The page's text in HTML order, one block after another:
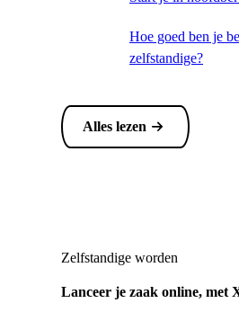
Hoe goed ben je
zelfstandige?
Alles lezen
Zelfstandige worden
Lanceer je zaak online, met